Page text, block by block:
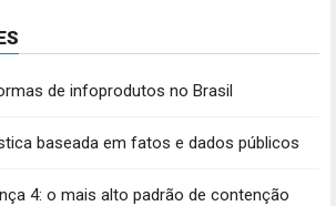
de infoprodutos no Brasil
baseada em fatos e dados públicos
4: o mais alto padrão de contenção